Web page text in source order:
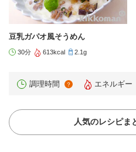
豆乳ガパオ風そうめん
30分 613kcal 2.1g
調理時間 ？ エネルギー
人気のレシピま